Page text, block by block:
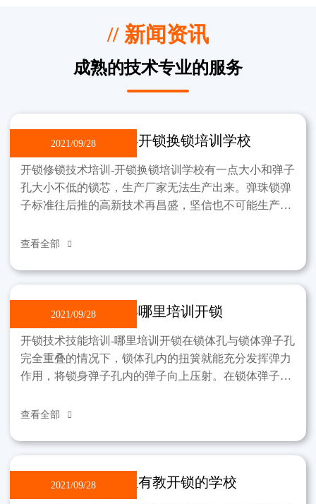
// 新闻资讯
成熟的技术专业的服务
2021/09/28
开锁修锁技术培训-开锁换锁培训学校
开锁修锁技术培训-开锁换锁培训学校有一点大小和弹子
孔大小不低的锁芯，生产厂家无法生产出来。弹珠锁弹
子标准往后推的高新技术再昌盛，坚信也不可能生产出
准。该学
查看全部 
2021/09/28
开锁技术技能培训-哪里培训开锁
开锁技术技能培训-哪里培训开锁在锁体孔与锁体弹子孔
完全重叠的情况下，锁体孔内的扭簧就能充分发挥弹力
作用，将锁身弹子孔内的弹子向上压射。在锁体弹子孔
在同一
查看全部 
2021/09/28
开锁技能培训-哪里有教开锁的学校